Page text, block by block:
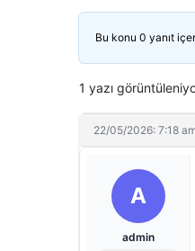
Bu konu 0 yanıt
1 yazı
22/05/2026: 7:18
A
admin